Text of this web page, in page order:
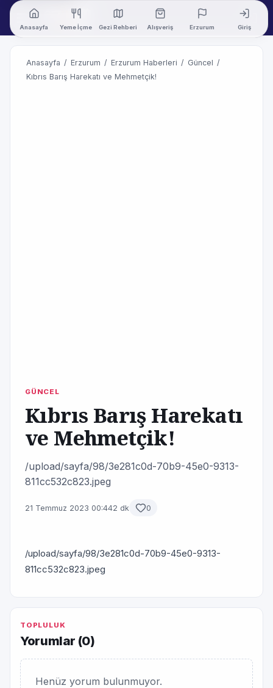
Anasayfa Yeme İçme Gezi Rehberi Alışveriş Erzurum Giriş
Anasayfa / Erzurum / Erzurum Haberleri / Güncel /
Kıbrıs Barış Harekatı ve Mehmetçik!
GÜNCEL
Kıbrıs Barış Harekatı
ve Mehmetçik!
/upload/sayfa/98/3e281c0d-70b9-45e0-9313-
811cc532c823.jpeg
21 Temmuz 2023 00:442 dk 0
/upload/sayfa/98/3e281c0d-70b9-45e0-9313-
811cc532c823.jpeg
TOPLULUK
Yorumlar (0)
Henüz yorum bulunmuyor.